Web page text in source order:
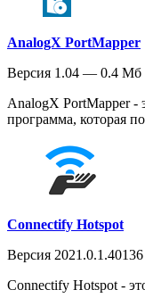
AnalogX PortMapper
Версия 1.04 — 0.4 Мб
AnalogX PortMapper -
программа, которая
Connectify Hotspot
Версия
Connectify Hotspot -